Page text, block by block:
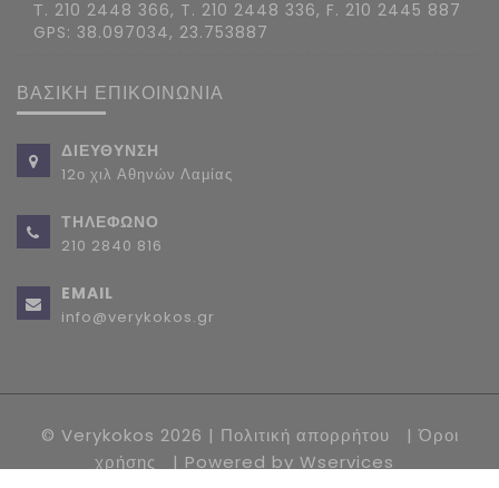
Τ. 210 2448 366, T. 210 2448 336, F. 210 2445 887
GPS: 38.097034, 23.753887
ΒΑΣΙΚΗ ΕΠΙΚΟΙΝΩΝΙΑ
ΔΙΕΥΘΥΝΣΗ
12ο χιλ Αθηνών Λαμίας
ΤΗΛΕΦΩΝΟ
210 2840 816
EMAIL
info@verykokos.gr
© Verykokos 2026 | Πολιτική απορρήτου |Όροι
χρήσης
| Powered by Wservices